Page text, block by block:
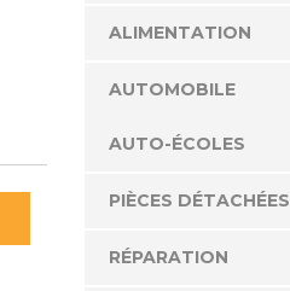
ALIMENTATION
AUTOMOBILE
AUTO-ÉCOLES
PIÈCES DÉTACHÉES
RÉPARATION